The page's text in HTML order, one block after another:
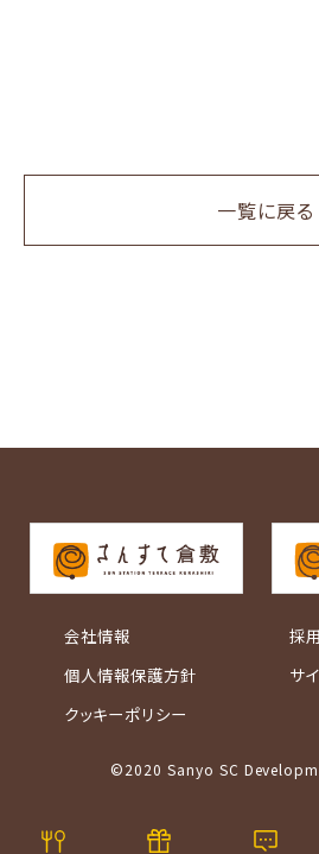
一覧に戻る
会社情報
個人情報保護方針
クッキーポリシー
採
サ
©2020 Sanyo SC